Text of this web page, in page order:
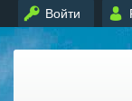
Войти